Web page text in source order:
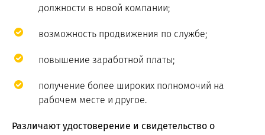
должности в новой компании;
возможность продвижения по службе;
повышение заработной платы;
получение более широких полномочий на
рабочем месте и другое.
Различают удостоверение и свидетельство о